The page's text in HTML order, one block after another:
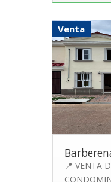
Venta
📍 VENTA